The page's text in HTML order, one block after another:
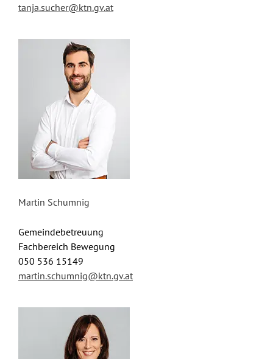
tanja.sucher@ktn.gv.at
Martin Schumnig
Gemeindebetreuung
Fachbereich Bewegung
050 536 15149
martin.schumnig@ktn.gv.at